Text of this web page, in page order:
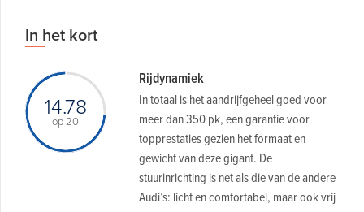
In het kort
14.78
op 20
Rijdynamiek
In totaal is het aandrijfgeheel goed voor
meer dan 350 pk, een garantie voor
topprestaties gezien het formaat en
gewicht van deze gigant. De
stuurinrichting is net als die van de andere
Audi’s: licht en comfortabel, maar ook vrij